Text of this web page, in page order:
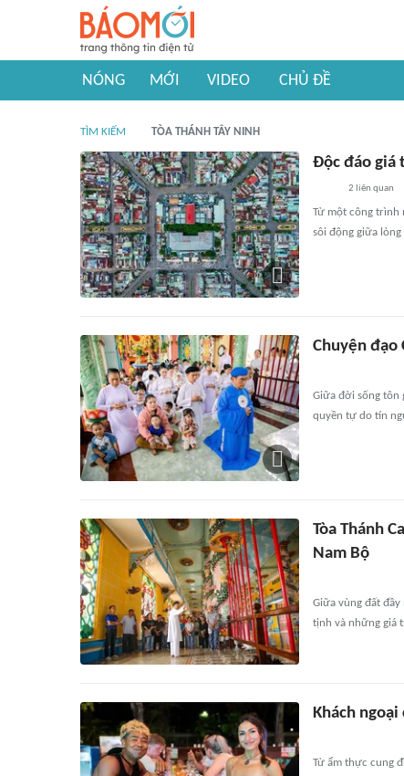
NÓNG MỚI VIDEO CHỦ ĐỀ
TÌM KIẾM TÒA THÁNH TÂY NINH
Độc đáo giá
2 liên quan
Từ một công trình
sôi động giữa
Chuyện đạo
Giữa đời sống tôn
quyền tự do tín
Tòa Thánh
Nam Bộ
Giữa vùng đất đầy
tịnh và những giá
Khách
Từ ẩm thực cung